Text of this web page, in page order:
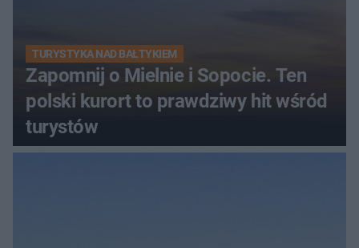
TURYSTYKA NAD BAŁTYKIEM
Zapomnij o Mielnie i Sopocie. Ten
polski kurort to prawdziwy hit wśród
turystów